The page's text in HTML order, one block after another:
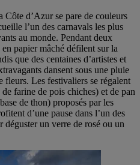
Côte d’Azur se pare de couleurs
l’un des carnavals les plus
au monde. Pendant deux
en papier mâché défilent sur la
que des centaines d’artistes et
dansent sous une pluie
fleurs. Les festivaliers se régalent
farine de pois chiches) et de pan
de thon) proposés par les
d’une pause dans l’un des
déguster un verre de rosé ou un